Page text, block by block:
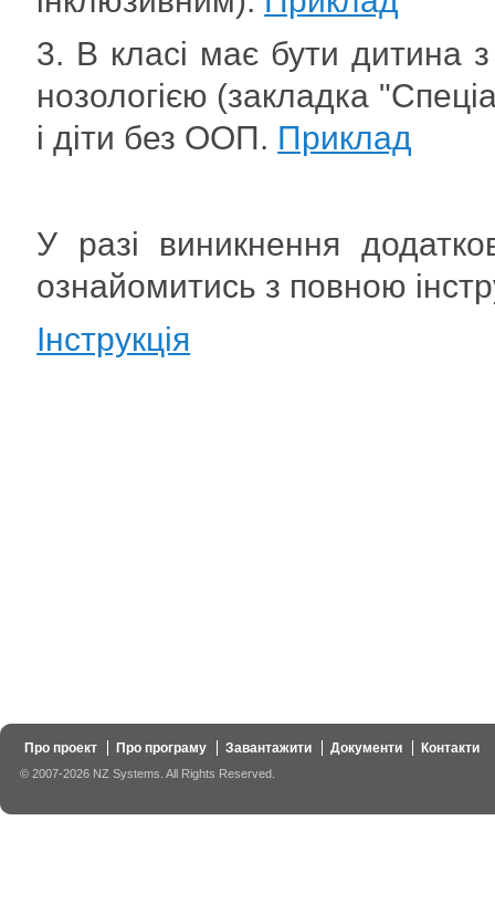
3. В класі має бути дитина
нозологією (закладка
і діти без ООП. Приклад
У разі виникнення
ознайомитись з повною
Інструкція
Про проект Про програму Завантажити Документи Контакти
© 2007-2026 NZ Systems. All Rights Reserved.